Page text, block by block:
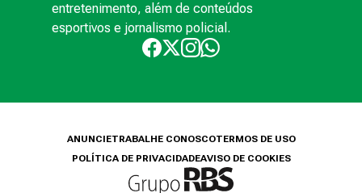
entretenimento, além de conteúdos
esportivos e jornalismo policial.
ANUNCIETRABALHE CONOSCOTERMOS DE USO
POLÍTICA DE PRIVACIDADEAVISO DE COOKIES